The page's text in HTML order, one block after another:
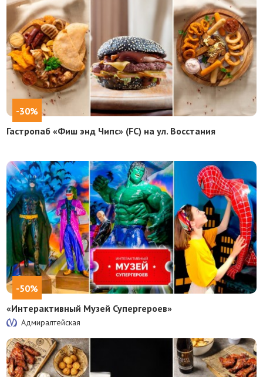
-30%
Гастропаб «Фиш энд Чипс» (FC) на ул. Восстания
-50%
«Интерактивный Музей Супергероев»
Адмиралтейская